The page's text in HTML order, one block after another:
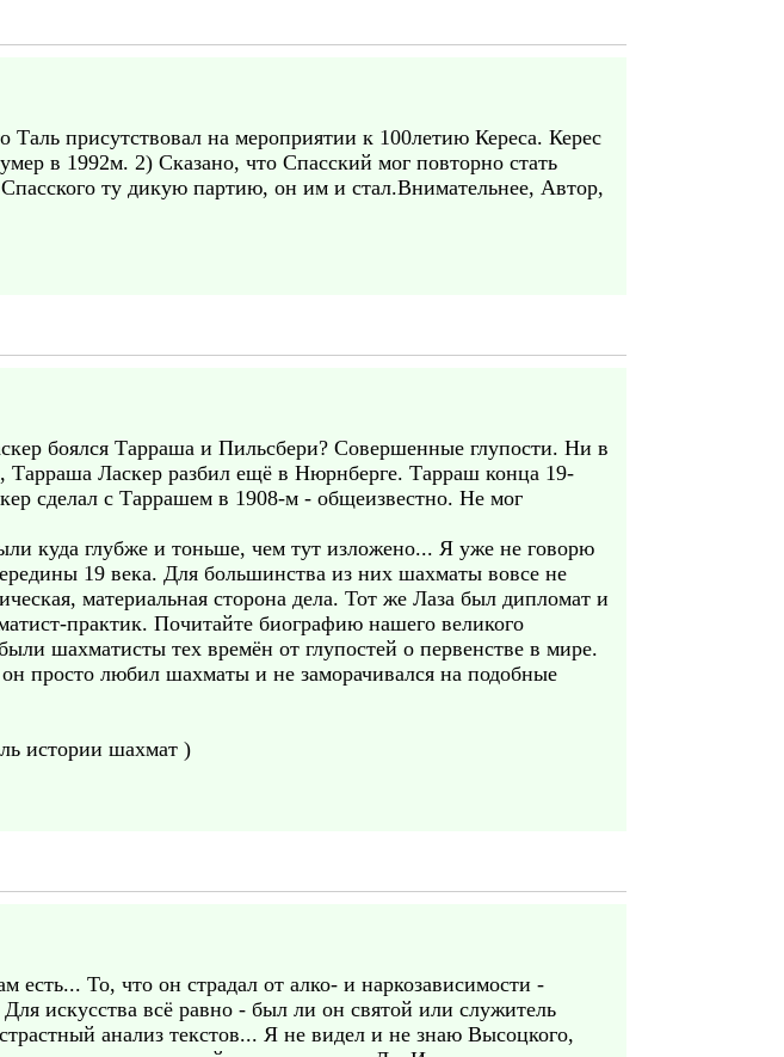
присутствовал на мероприятии к 100летию Кереса. Керес
в 1992м. 2) Сказано, что Спасский мог повторно стать
ту дикую партию, он им и стал.Внимательнее, Автор,
боялся Тарраша и Пильсбери? Совершенные глупости. Ни в
Ласкер разбил ещё в Нюрнберге. Тарраш конца 19-
сделал с Таррашем в 1908-м - общеизвестно. Не мог
куда глубже и тоньше, чем тут изложено... Я уже не говорю
19 века. Для большинства из них шахматы вовсе не
материальная сторона дела. Тот же Лаза был дипломат и
практик. Почитайте биографию нашего великого
шахматисты тех времён от глупостей о первенстве в мире.
просто любил шахматы и не заморачивался на подобные
истории шахмат )
есть... То, что он страдал от алко- и наркозависимости -
искусства всё равно - был ли он святой или служитель
анализ текстов... Я не видел и не знаю Высоцкого,